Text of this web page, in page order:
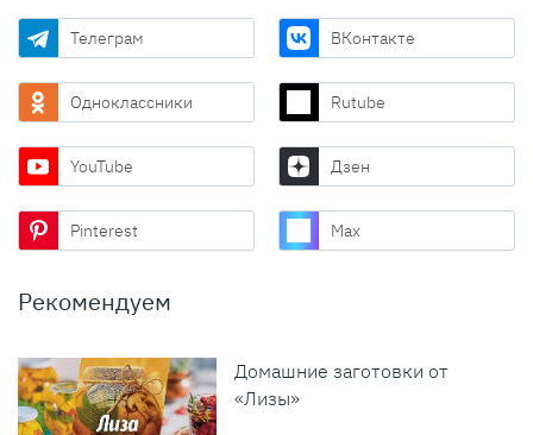
Телеграм ВКонтакте
Одноклассники Rutube
YouTube Дзен
Pinterest Max
Рекомендуем
Домашние заготовки от
«Лизы»